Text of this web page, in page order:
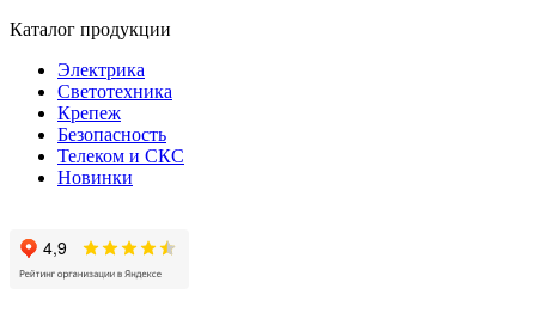
Каталог продукции
Электрика
Светотехника
Крепеж
Безопасность
Телеком и СКС
Новинки